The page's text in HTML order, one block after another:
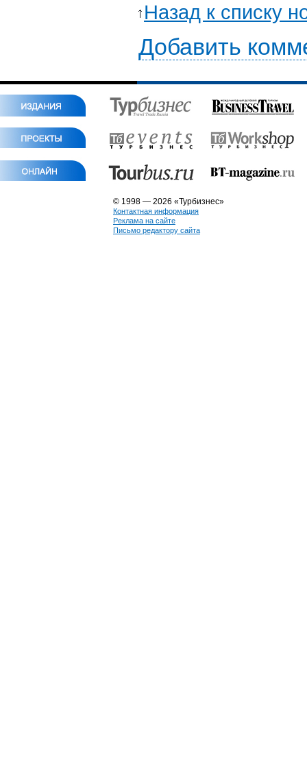
Назад к списку
Добавить
© 1998 — 2026 «Турбизнес»
Контактная информация
Реклама на сайте
Письмо редактору сайта